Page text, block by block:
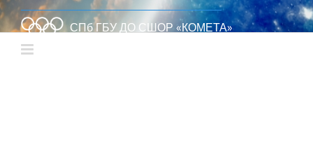
СПб ГБУ ДО СШОР «КОМЕТА»